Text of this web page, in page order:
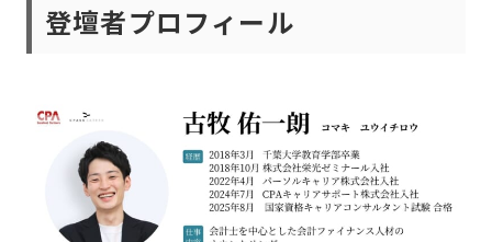
登壇者プロフィール